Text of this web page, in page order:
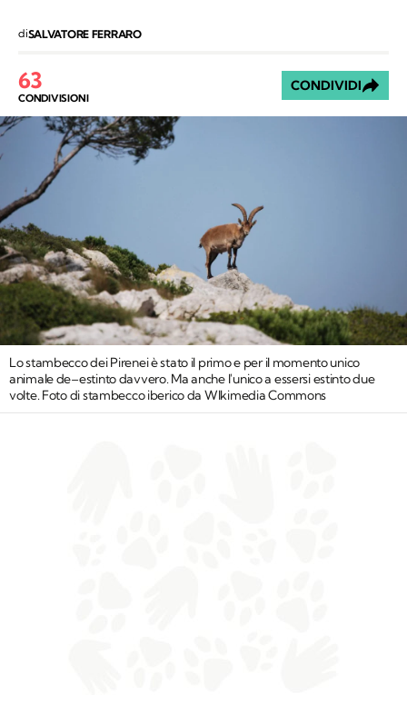
diSALVATORE FERRARO
63
CONDIVISIONI
CONDIVIDI
Lo stambecco dei Pirenei è stato il primo e per il momento unico
animale de–estinto davvero. Ma anche l'unico a essersi estinto due
volte. Foto di stambecco iberico da WIkimedia Commons